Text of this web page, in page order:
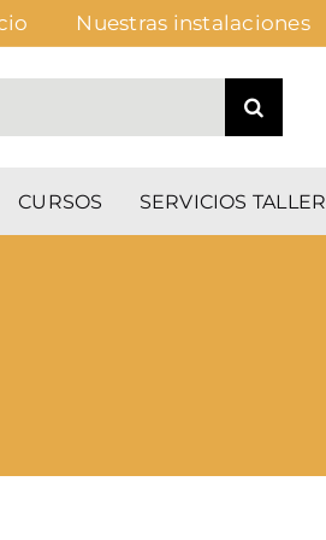
Nuestras instalaciones
CURSOS SERVICIOS TALLER